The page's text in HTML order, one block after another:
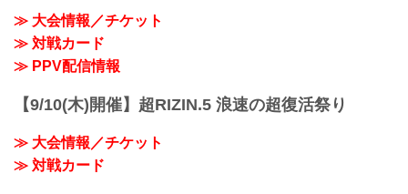
≫ 大会情報／チケット
≫ 対戦カード
≫ PPV配信情報
【9/10(木)開催】超RIZIN.5 浪速の超復活祭り
≫ 大会情報／チケット
≫ 対戦カード